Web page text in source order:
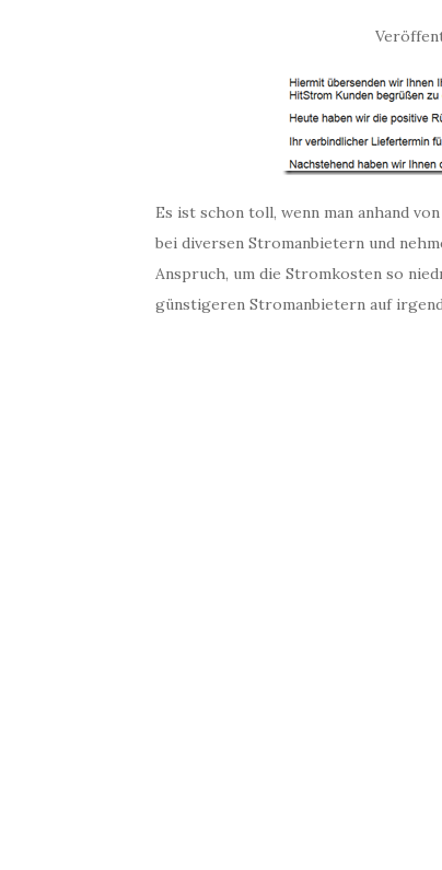
Es ist schon toll, wenn man anhand
bei diversen Stromanbietern und
Anspruch, um die Stromkosten so
günstigeren Stromanbietern auf